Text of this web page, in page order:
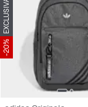
-20%